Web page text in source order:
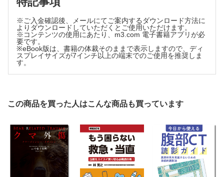
[臨床栄養への入門] マグネシウム欠乏と２型糖尿病
1 糖質代謝の概要
2 糖質の消化と吸収
A 糖質の消化 B 細胞内への単糖の輸送
3 糖質代謝の主要な3経路
A 解糖系とクエン酸回路 B ペントースリン酸回路 C UDP-グルコ
ースを経由する経路（グリコーゲン合成とグルクロン酸経路）
4 解糖系
への導入
5 クエン酸回路の全体像
A クエン酸回路の反応 B 還元当量の利用とATPの合成と運搬 C ク
6 グルコースの完全酸化
A 還元当量の輸送 B ATP生成の収支
7 グリコーゲンの合成と分解
A グリコーゲンの合成 B グリコーゲンの分解
8 糖新生
A 糖新生の反応経路 B 糖新生の材料 C 糖新生のためのATP消費
[臨床栄養への入門] タンパク質およびアミノ酸による栄養学
第5 章 酵素【碓井之雄、清水雅富】
1 酵素の分類と性質
A 酵素の分類と名称 B アイソザイム C 補因子 D 逸脱酵
素と疾患 E 酵素の性質
3 酵素活性の調節
A チモーゲンの活性化 B アロステリックエフェクターによ
[臨床栄養への入門] アスピリンの作用と酵素
第6章 核酸【穂苅 茂】
1 核酸の基礎
A 核酸とは B ヌクレオチドの構造 C ヌクレオチド鎖の構
※ご入金確認後、メールにてご案内するダウンロード方法に
よりダウンロードしていただくとご使用いただけます。
※コンテンツの使用にあたり、m3.com 電子書籍アプリが必
要です。
※eBook版は、書籍の体裁そのままで表示しますので、ディ
スプレイサイズが7インチ以上の端末でのご使用を推奨しま
す。
この商品を買った人はこんな商品も買っています